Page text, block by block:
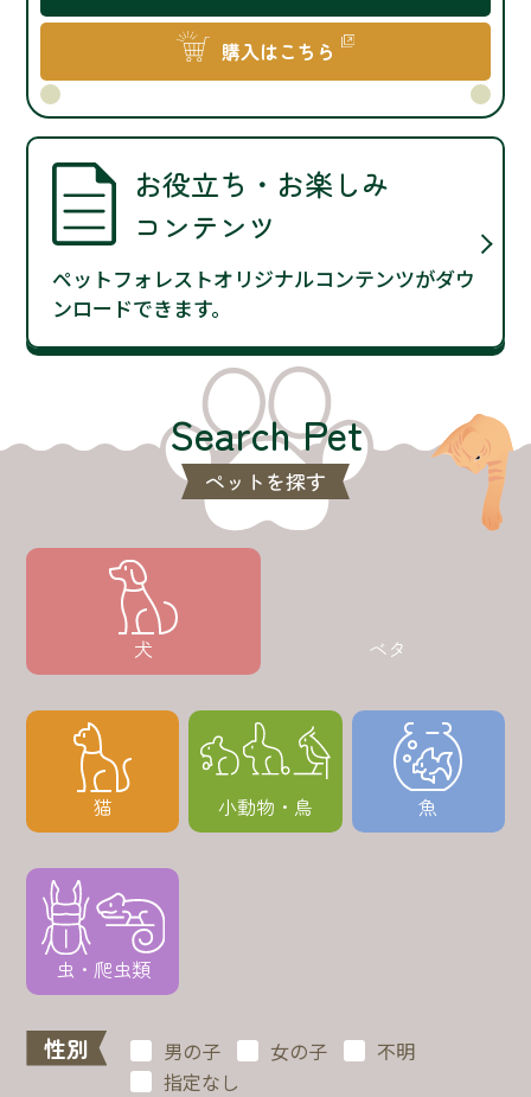
購入はこちら
お役立ち・お楽しみ
コンテンツ
ペットフォレストオリジナルコンテンツがダウ
ンロードできます。
Search Pet
ペットを探す
犬 ベタ
猫 小動物・鳥 魚
虫・爬虫類
性別 男の子 女の子
不明
指定なし